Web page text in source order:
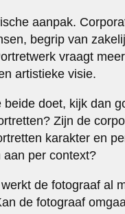
aanpak.
begrip van
vraagt
artistieke visie.
doet, kijk dan
Zijn de
karakter en
per context?
de fotograaf al
de fotograaf